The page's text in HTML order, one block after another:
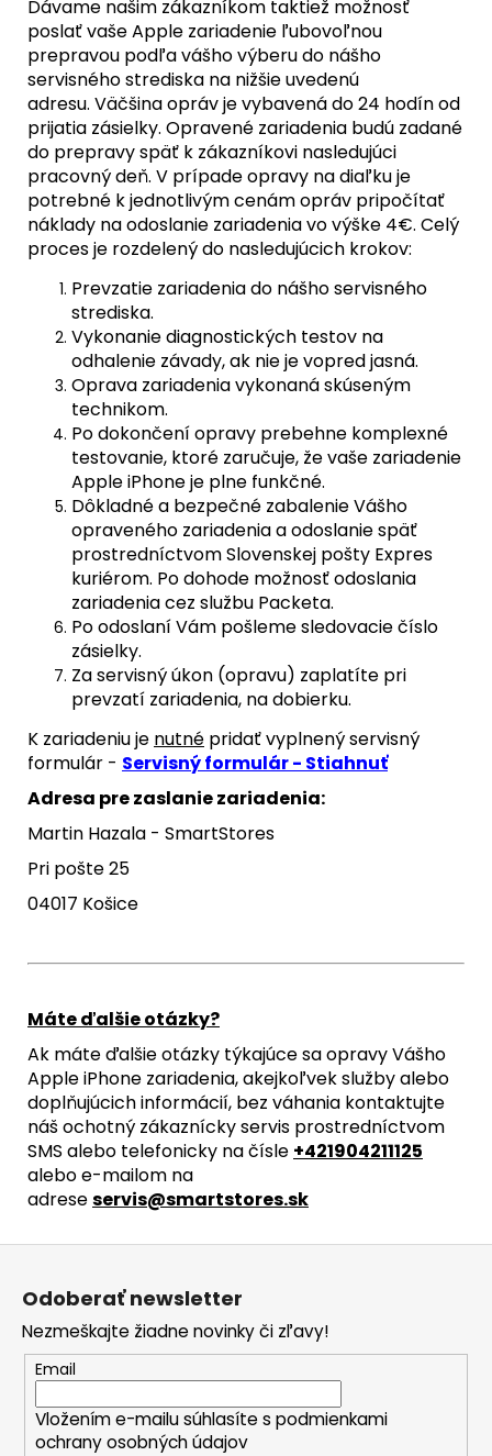
Dávame našim zákazníkom taktiež možnosť
poslať vaše Apple zariadenie ľubovoľnou
prepravou podľa vášho výberu do nášho
servisného strediska na nižšie uvedenú
adresu. Väčšina opráv je vybavená do 24 hodín od
prijatia zásielky. Opravené zariadenia budú zadané
do prepravy späť k zákazníkovi nasledujúci
pracovný deň. V prípade opravy na diaľku je
potrebné k jednotlivým cenám opráv pripočítať
náklady na odoslanie zariadenia vo výške 4€. Celý
proces je rozdelený do nasledujúcich krokov:
Prevzatie zariadenia do nášho servisného
strediska.
Vykonanie diagnostických testov na
odhalenie závady, ak nie je vopred jasná.
Oprava zariadenia vykonaná skúseným
technikom.
Po dokončení opravy prebehne komplexné
testovanie, ktoré zaručuje, že vaše zariadenie
Apple iPhone je plne funkčné.
Dôkladné a bezpečné zabalenie Vášho
opraveného zariadenia a odoslanie späť
prostredníctvom Slovenskej pošty Expres
kuriérom. Po dohode možnosť odoslania
zariadenia cez službu Packeta.
Po odoslaní Vám pošleme sledovacie číslo
zásielky.
Za servisný úkon (opravu) zaplatíte pri
prevzatí zariadenia, na dobierku.
K zariadeniu je nutné pridať vyplnený servisný
formulár - Servisný formulár - Stiahnuť
Adresa pre zaslanie zariadenia:
Martin Hazala - SmartStores
Pri pošte 25
04017 Košice
Máte ďalšie otázky?
Ak máte ďalšie otázky týkajúce sa opravy Vášho
Apple iPhone zariadenia, akejkoľvek služby alebo
doplňujúcich informácií, bez váhania kontaktujte
náš ochotný zákaznícky servis prostredníctvom
SMS alebo telefonicky na čísle +421904211125
alebo e-mailom na
adreseservis@smartstores.sk
Z
Odoberať newsletter
Nezmeškajte žiadne novinky či zľavy!
Email
Vložením e-mailu súhlasíte s podmienkami
ochrany osobných údajov